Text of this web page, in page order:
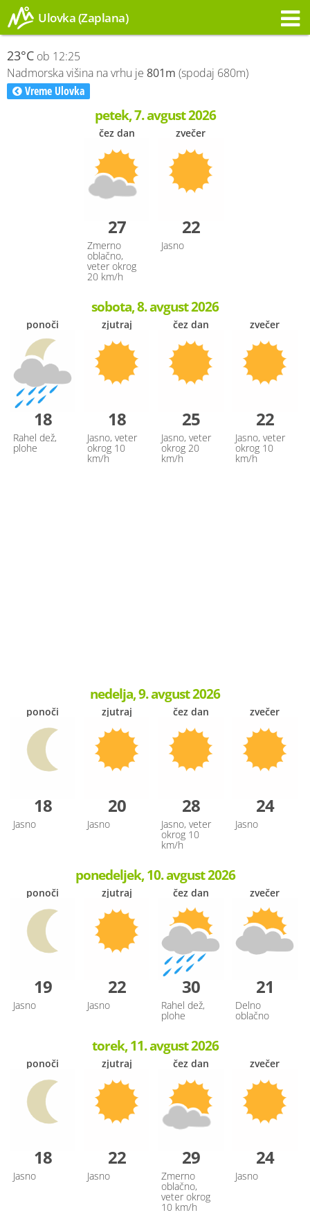
Ulovka (Zaplana)
23°C ob 12:25
Nadmorska višina na vrhu je 801m (spodaj 680m)
Vreme Ulovka
petek, 7. avgust 2026
čez dan
27
Zmerno
oblačno,
veter okrog
20 km/h
zvečer
22
Jasno
sobota, 8. avgust 2026
ponoči
18
Rahel dež,
plohe
zjutraj
18
Jasno, veter
okrog 10
km/h
čez dan
25
Jasno, veter
okrog 20
km/h
zvečer
22
Jasno, veter
okrog 10
km/h
nedelja, 9. avgust 2026
ponoči
18
Jasno
zjutraj
20
Jasno
čez dan
28
Jasno, veter
okrog 10
km/h
zvečer
24
Jasno
ponedeljek, 10. avgust 2026
ponoči
19
Jasno
zjutraj
22
Jasno
čez dan
30
Rahel dež,
plohe
zvečer
21
Delno
oblačno
torek, 11. avgust 2026
ponoči
18
Jasno
zjutraj
22
Jasno
čez dan
29
Zmerno
oblačno,
veter okrog
10 km/h
zvečer
24
Jasno